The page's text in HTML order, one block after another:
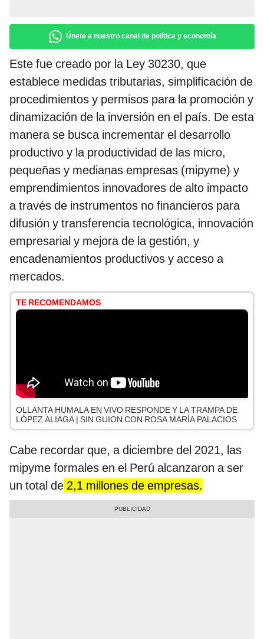
Únete a nuestro canal de política y economía
Este fue creado por la Ley 30230, que
establece medidas tributarias, simplificación de
procedimientos y permisos para la promoción y
dinamización de la inversión en el país. De esta
manera se busca incrementar el desarrollo
productivo y la productividad de las micro,
pequeñas y medianas empresas (mipyme) y
emprendimientos innovadores de alto impacto
a través de instrumentos no financieros para
difusión y transferencia tecnológica, innovación
empresarial y mejora de la gestión, y
encadenamientos productivos y acceso a
mercados.
TE RECOMENDAMOS
OLLANTA HUMALA EN VIVO RESPONDE Y LA TRAMPA DE
LÓPEZ ALIAGA | SIN GUION CON ROSA MARÍA PALACIOS
Cabe recordar que, a diciembre del 2021, las
mipyme formales en el Perú alcanzaron a ser
un total de 2,1 millones de empresas.